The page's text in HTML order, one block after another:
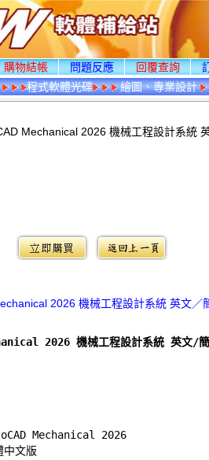
購物結帳 問題反應 回覆查詢
程式軟體光碟 繪圖、專業設計
Mechanical 2026 機械工程設計系統
2026 機械工程設計系統 英文／
2026 機械工程設計系統 英文/
Mechanical 2026
文版